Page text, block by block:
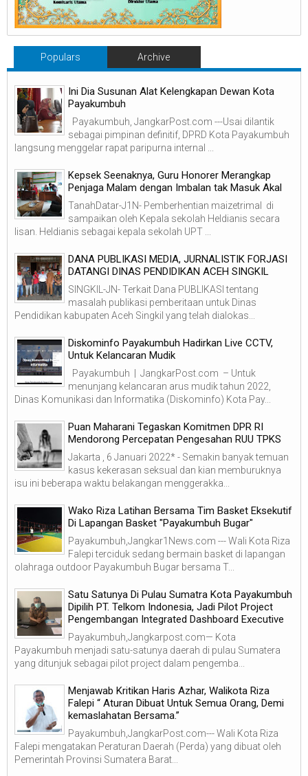
Populars Archive
Ini Dia Susunan Alat Kelengkapan Dewan Kota
Payakumbuh
Payakumbuh, JangkarPost.com ---Usai dilantik
sebagai pimpinan definitif, DPRD Kota Payakumbuh
langsung menggelar rapat paripurna internal ...
Kepsek Seenaknya, Guru Honorer Merangkap
Penjaga Malam dengan Imbalan tak Masuk Akal
TanahDatar-J1N- Pemberhentian maizetrimal di
sampaikan oleh Kepala sekolah Heldianis secara
lisan. Heldianis sebagai kepala sekolah UPT ...
DANA PUBLIKASI MEDIA, JURNALISTIK FORJASI
DATANGI DINAS PENDIDIKAN ACEH SINGKIL
SINGKIL-JN- Terkait Dana PUBLIKASI tentang
masalah publikasi pemberitaan untuk Dinas
Pendidikan kabupaten Aceh Singkil yang telah dialokas...
Diskominfo Payakumbuh Hadirkan Live CCTV,
Untuk Kelancaran Mudik
Payakumbuh | JangkarPost.com – Untuk
menunjang kelancaran arus mudik tahun 2022,
Dinas Komunikasi dan Informatika (Diskominfo) Kota Pay...
Puan Maharani Tegaskan Komitmen DPR RI
Mendorong Percepatan Pengesahan RUU TPKS
Jakarta , 6 Januari 2022* - Semakin banyak temuan
kasus kekerasan seksual dan kian memburuknya
isu ini beberapa waktu belakangan menggerakka...
Wako Riza Latihan Bersama Tim Basket Eksekutif
Di Lapangan Basket "Payakumbuh Bugar"
Payakumbuh,Jangkar1News.com --- Wali Kota Riza
Falepi terciduk sedang bermain basket di lapangan
olahraga outdoor Payakumbuh Bugar bersama T...
Satu Satunya Di Pulau Sumatra Kota Payakumbuh
Dipilih PT. Telkom Indonesia, Jadi Pilot Project
Pengembangan Integrated Dashboard Executive
Payakumbuh,Jangkarpost.com— Kota
Payakumbuh menjadi satu-satunya daerah di pulau Sumatera
yang ditunjuk sebagai pilot project dalam pengemba...
Menjawab Kritikan Haris Azhar, Walikota Riza
Falepi “ Aturan Dibuat Untuk Semua Orang, Demi
kemaslahatan Bersama.”
Payakumbuh,JangkarPost.com--- Wali Kota Riza
Falepi mengatakan Peraturan Daerah (Perda) yang dibuat oleh
Pemerintah Provinsi Sumatera Barat...